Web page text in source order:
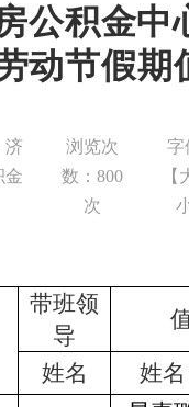
公积金中
动节假期
济
金
浏览次
数：800
次
字
【
带班领
导
姓名 姓名